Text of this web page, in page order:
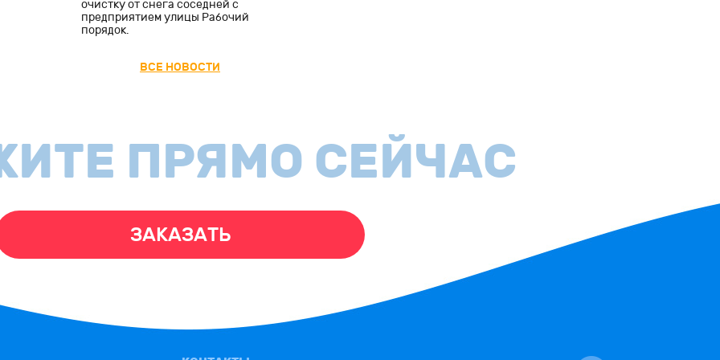
очистку от снега соседней с
предприятием улицы Рабочий
порядок.
ВСЕ НОВОСТИ
ПРЯМО СЕЙЧАС
ЗАКАЗАТЬ